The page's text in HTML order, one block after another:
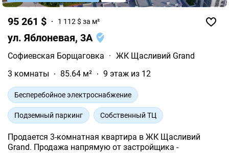
95 261 $ 1 112 $ за м²
ул. Яблоневая, 3А
Софиевская Борщаговка · ЖК Щасливий Grand
3 комнаты
85.64 м² 9 этаж из 12
Бесперебойное электроснабжение
Подземный паркинг Собственный ТЦ
Продается 3-комнатная квартира в ЖК Щасливий
Grand. Продажа напрямую от застройщика -